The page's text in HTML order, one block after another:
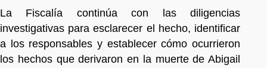
La Fiscalía continúa con las diligencias
investigativas para esclarecer el hecho, identificar
a los responsables y establecer cómo ocurrieron
los hechos que derivaron en la muerte de Abigail